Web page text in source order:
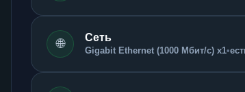
🌐 Сеть
Gigabit Ethernet (1000 Мбит/с) x1•